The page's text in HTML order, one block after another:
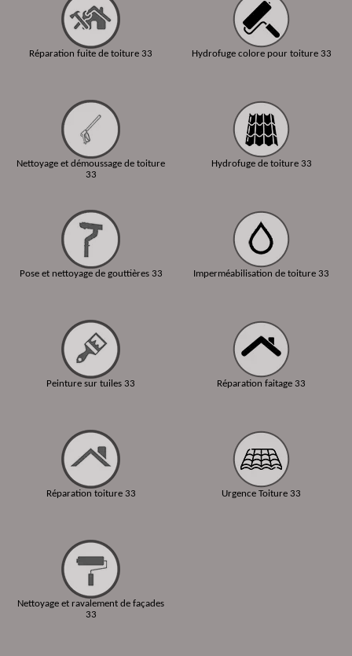
Réparation fuite de toiture 33
Nettoyage et démoussage de toiture
33
Pose et nettoyage de gouttières 33
Peinture sur tuiles 33
Réparation toiture 33
Nettoyage et ravalement de façades
33
Hydrofuge colore pour toiture 33
Hydrofuge de toiture 33
Imperméabilisation de toiture 33
Réparation faitage 33
Urgence Toiture 33